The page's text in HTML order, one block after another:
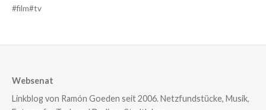
#film#tv
Websenat
Linkblog von Ramón Goeden seit 2006. Netzfundstücke, Musik,